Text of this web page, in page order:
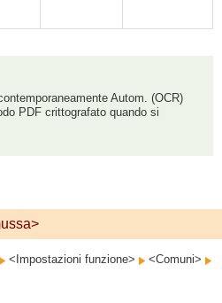
Autom. (OCR)
PDF crittografato quando si
<Impostazioni funzione>
<Comuni>